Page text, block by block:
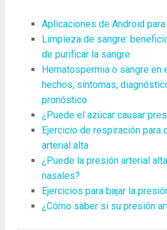
Aplicaciones de Android
Limpieza de sangre:
de purificar la sangre
Hematospermia o sangre en
hechos, síntomas,
pronóstico
¿Puede el azúcar causar
Ejercicio de respiración para
arterial alta
¿Puede la presión arterial
nasales?
Ejercicios para bajar la
¿Cómo saber si su presión